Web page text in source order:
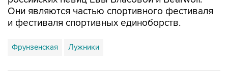
Они являются частью спортивного фестиваля
и фестиваля спортивных единоборств.
Фрунзенская Лужники